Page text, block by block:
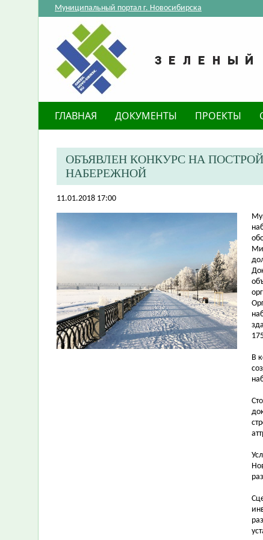
Муниципальный портал г. Новосибирска
ГЛАВНАЯ ДОКУМЕНТЫ ПРОЕКТЫ
ОБЪЯВЛЕН КОНКУРС НА
НАБЕРЕЖНОЙ
11.01.2018 17:00
В